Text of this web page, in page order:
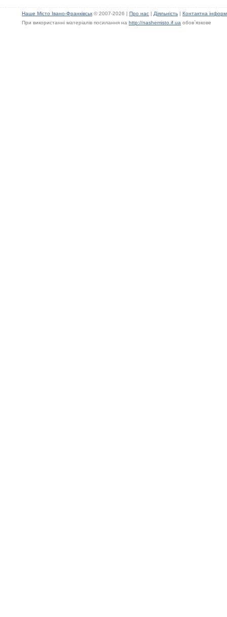
Наше Місто Івано-Франківськ © 2007-2026 | Про нас | Діяльність | Контактна
При використанні матеріалів посилання на http://nashemisto.if.ua обов`язкове